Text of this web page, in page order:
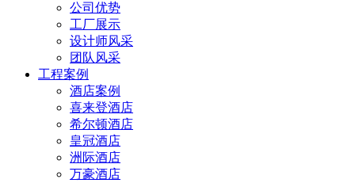
公司优势
工厂展示
设计师风采
团队风采
工程案例
酒店案例
喜来登酒店
希尔顿酒店
皇冠酒店
洲际酒店
万豪酒店